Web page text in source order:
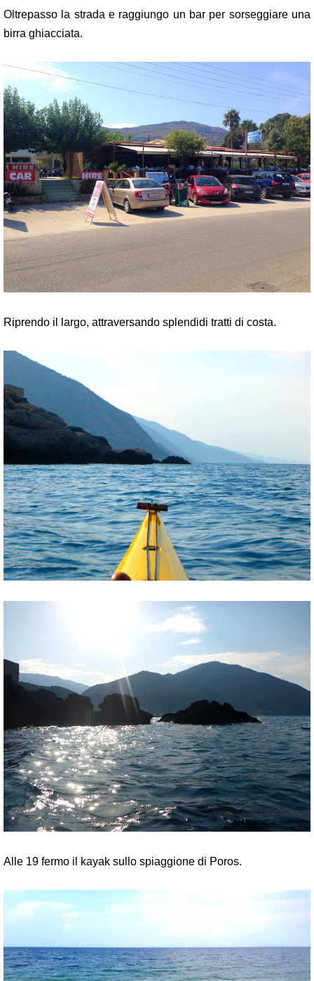
Oltrepasso la strada e raggiungo un bar per sorseggiare una
birra ghiacciata.
Riprendo il largo, attraversando splendidi tratti di costa.
Alle 19 fermo il kayak sullo spiaggione di Poros.